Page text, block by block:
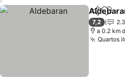
Partilhar
7,2
a 0.2 km
Quartos